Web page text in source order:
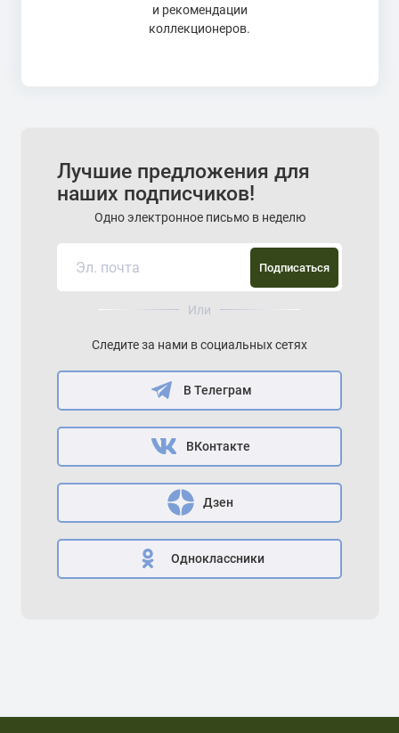
и рекомендации
коллекционеров.
Лучшие предложения для
наших подписчиков!
Одно электронное письмо в неделю
Подписаться
Или
Следите за нами в социальных сетях
В Телеграм
ВКонтакте
Дзен
Одноклассники